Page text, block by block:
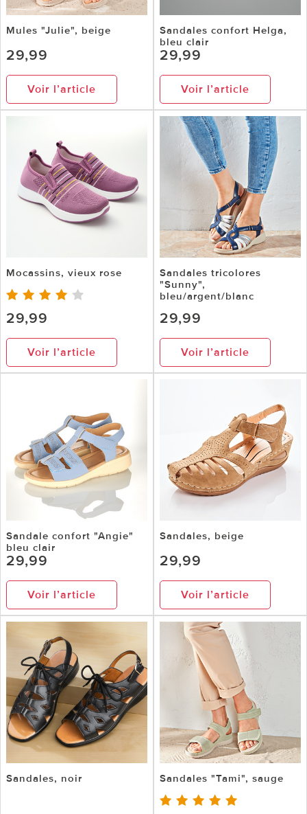
Mules "Julie", beige
29,99
Voir l’article
Sandales confort Helga,
bleu clair
29,99
Voir l’article
Mocassins, vieux rose
29,99
Voir l’article
Sandales tricolores
"Sunny",
bleu/argent/blanc
29,99
Voir l’article
Sandale confort "Angie"
bleu clair
29,99
Voir l’article
Sandales, beige
29,99
Voir l’article
Sandales, noir Sandales "Tami", sauge